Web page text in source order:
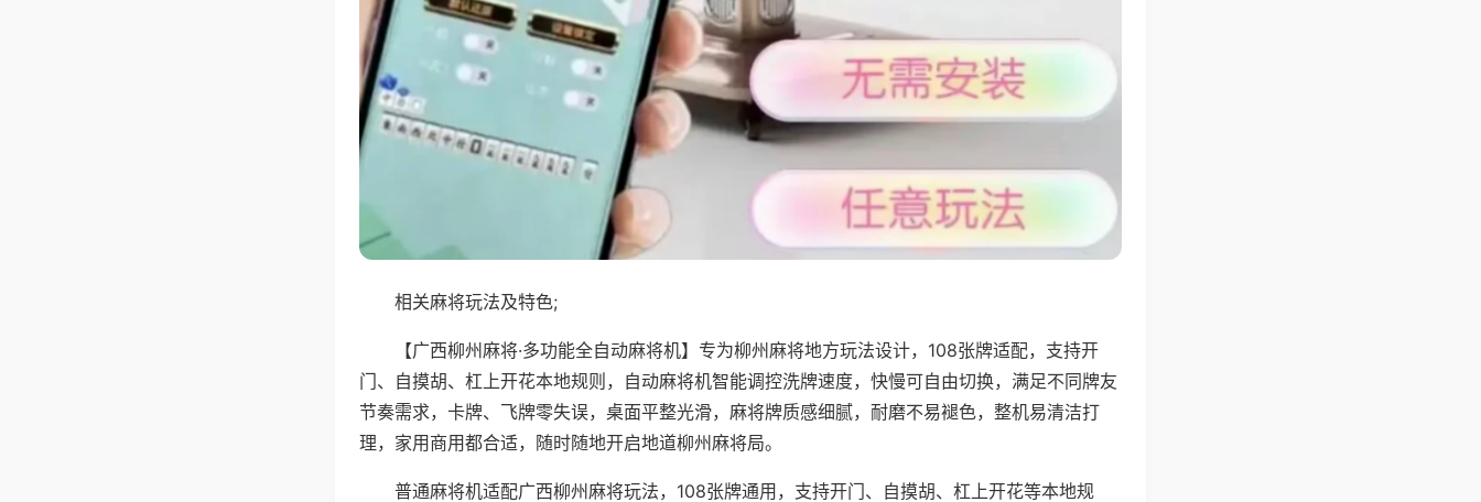
相关麻将玩法及特色;
【广西柳州麻将·多功能全自动麻将机】专为柳州麻将地方玩法设计，108张牌适配，支持开
门、自摸胡、杠上开花本地规则，自动麻将机智能调控洗牌速度，快慢可自由切换，满足不同牌友
节奏需求，卡牌、飞牌零失误，桌面平整光滑，麻将牌质感细腻，耐磨不易褪色，整机易清洁打
理，家用商用都合适，随时随地开启地道柳州麻将局。
普通麻将机适配广西柳州麻将玩法，108张牌通用，支持开门、自摸胡、杠上开花等本地规